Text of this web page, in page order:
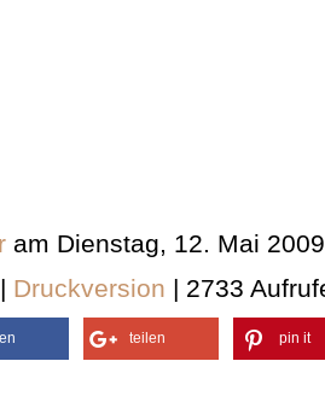
am Dienstag, 12. Mai
| Druckversion | 2733
teilen pin it